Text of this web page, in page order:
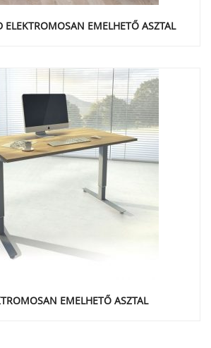
ELEKTROMOSAN EMELHETŐ ASZTAL
EMELHETŐ ASZTAL